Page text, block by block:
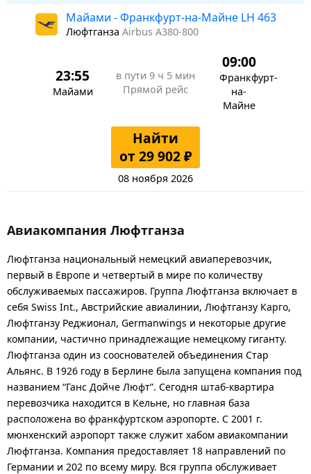
Майами - Франкфурт-на-Майне LH 463
Люфтганза Airbus A380-800
23:55
Майами
в пути 9 ч 5 мин
Прямой рейс
09:00
Франкфурт-
на-
Майне
Найти
от 29 902 ₽
08 ноября 2026
Авиакомпания Люфтганза
Люфтганза национальный немецкий авиаперевозчик,
первый в Европе и четвертый в мире по количеству
обслуживаемых пассажиров. Группа Люфтганза включает в
себя Swiss Int., Австрийские авиалинии, Люфтганзу Карго,
Люфтганзу Реджионал, Germanwings и некоторые другие
компании, частично принадлежащие немецкому гиганту.
Люфтганза один из сооснователей объединения Стар
Альянс. В 1926 году в Берлине была запущена компания под
названием “Ганс Дойче Люфт”. Сегодня штаб-квартира
перевозчика находится в Кельне, но главная база
расположена во франкфуртском аэропорте. С 2001 г.
мюнхенский аэропорт также служит хабом авиакомпании
Люфтганза. Компания предоставляет 18 направлений по
Германии и 202 по всему миру. Вся группа обслуживает